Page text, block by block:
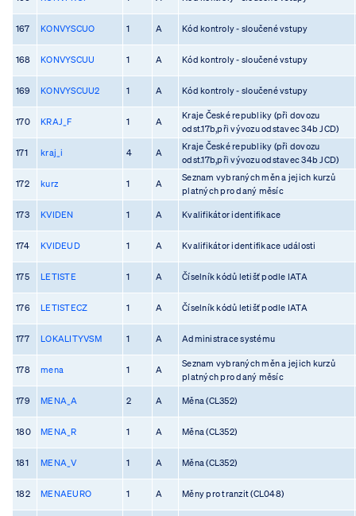
167 KONVYSCUO 1 A Kód kontroly - sloučené vstupy
168 KONVYSCUU 1 A Kód kontroly - sloučené vstupy
169 KONVYSCUU2 1 A Kód kontroly - sloučené vstupy
170 KRAJ_F 1 A
Kraje České republiky (při dovozu
odst.17b,při vývozu odstavec 34b JCD)
171 kraj_i 4 A
Kraje České republiky (při dovozu
odst.17b,při vývozu odstavec 34b JCD)
172 kurz 1 A
Seznam vybraných měn a jejich kurzů
platných pro daný měsíc
173 KVIDEN 1 A Kvalifikátor identifikace
174 KVIDEUD 1 A Kvalifikátor identifikace události
175 LETISTE 1 A Číselník kódů letišť podle IATA
176 LETISTECZ 1 A Číselník kódů letišť podle IATA
177 LOKALITYVSM 1 A Administrace systému
178 mena 1 A
Seznam vybraných měn a jejich kurzů
platných pro daný měsíc
179 MENA_A 2 A Měna (CL352)
180 MENA_R 1 A Měna (CL352)
181 MENA_V 1 A Měna (CL352)
182 MENAEURO 1 A Měny pro tranzit (CL048)